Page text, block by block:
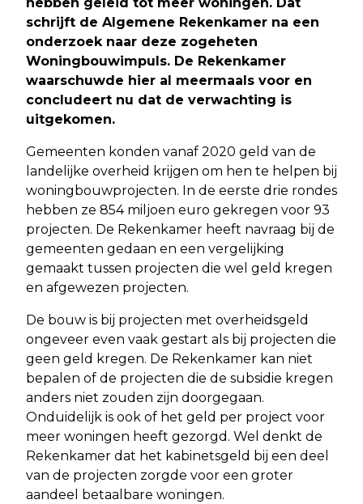
schrijft de Algemene Rekenkamer na een
onderzoek naar deze zogeheten
Woningbouwimpuls. De Rekenkamer
waarschuwde hier al meermaals voor en
concludeert nu dat de verwachting is
uitgekomen.
Gemeenten konden vanaf 2020 geld van de
landelijke overheid krijgen om hen te helpen bij
woningbouwprojecten. In de eerste drie rondes
hebben ze 854 miljoen euro gekregen voor 93
projecten. De Rekenkamer heeft navraag bij de
gemeenten gedaan en een vergelijking
gemaakt tussen projecten die wel geld kregen
en afgewezen projecten.
De bouw is bij projecten met overheidsgeld
ongeveer even vaak gestart als bij projecten die
geen geld kregen. De Rekenkamer kan niet
bepalen of de projecten die de subsidie kregen
anders niet zouden zijn doorgegaan.
Onduidelijk is ook of het geld per project voor
meer woningen heeft gezorgd. Wel denkt de
Rekenkamer dat het kabinetsgeld bij een deel
van de projecten zorgde voor een groter
aandeel betaalbare woningen.